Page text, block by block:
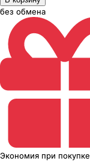
без обмена
Экономия при покупке